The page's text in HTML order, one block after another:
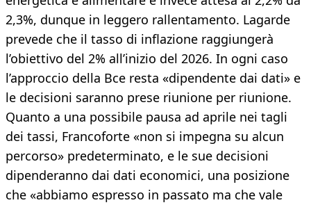
2,3%, dunque in leggero rallentamento. Lagarde
prevede che il tasso di inflazione raggiungerà
l’obiettivo del 2% all’inizio del 2026. In ogni caso
l’approccio della Bce resta «dipendente dai dati» e
le decisioni saranno prese riunione per riunione.
Quanto a una possibile pausa ad aprile nei tagli
dei tassi, Francoforte «non si impegna su alcun
percorso» predeterminato, e le sue decisioni
dipenderanno dai dati economici, una posizione
che «abbiamo espresso in passato ma che vale